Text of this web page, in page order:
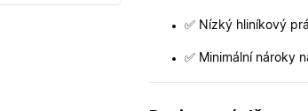
✅ Nízký hliníkový
✅ Minimální nároky
stránky nelze bez nezbytně nutných
Poskytovatel/